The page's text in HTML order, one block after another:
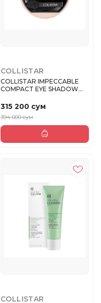
COLLISTAR
COLLISTAR IMPECCABLE
COMPACT EYE SHADOW
315 200 сум
394 000 сум
COLLISTAR